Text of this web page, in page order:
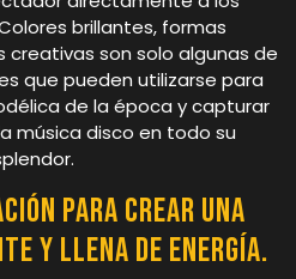
brillantes, formas
son solo algunas de
que pueden utilizarse para
de la época y capturar
música disco en todo su
para crear una
y llena de energía.